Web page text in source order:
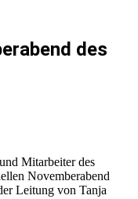
des
Mitarbeiter des
Novemberabend
Leitung von Tanja